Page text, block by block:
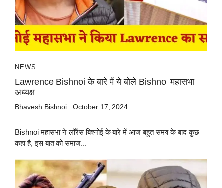
NEWS
Lawrence Bishnoi के बारे में ये बोले Bishnoi महासभा
अध्यक्ष
Bhavesh Bishnoi October 17, 2024
Bishnoi महासभा ने लॉरेंस बिश्नोई के बारे में आज बहुत समय के बाद कुछ
कहा है, इस बात को समाज...